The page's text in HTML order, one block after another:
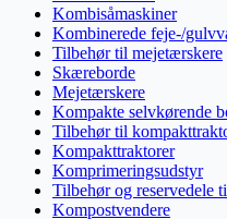
Kombisåmaskiner
Kombinerede feje-/
Tilbehør til mejetærskere
Skæreborde
Mejetærskere
Kompakte selvkørende
Tilbehør til
Kompakttraktorer
Komprimeringsudstyr
Tilbehør og reservedele
Kompostvendere